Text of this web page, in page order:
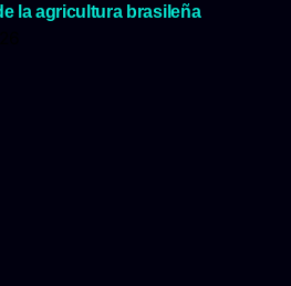
la agricultura brasileña